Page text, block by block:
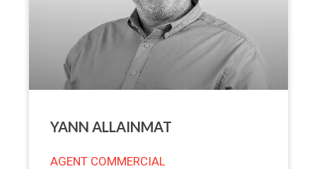
YANN ALLAINMAT
AGENT COMMERCIAL